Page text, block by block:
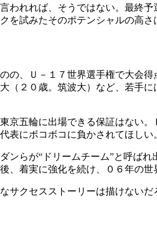
われれば、そうではない。最終
を試みたそのポテンシャルの高
の、Ｕ－１７世界選手権で大会
（２０歳。筑波大）など、若手
京五輪に出場できる保証はない
表にボコボコに負かされてほしい
ンらが“ドリームチーム”と呼ば
、着実に強化を続け、０６年の世
サクセスストーリーは描けない